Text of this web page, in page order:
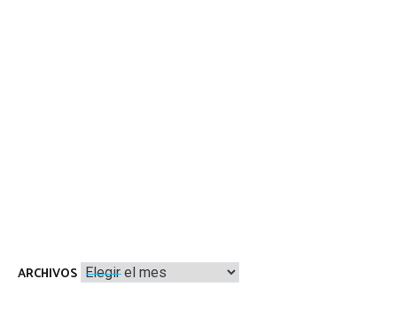
ARCHIVOS Archivos